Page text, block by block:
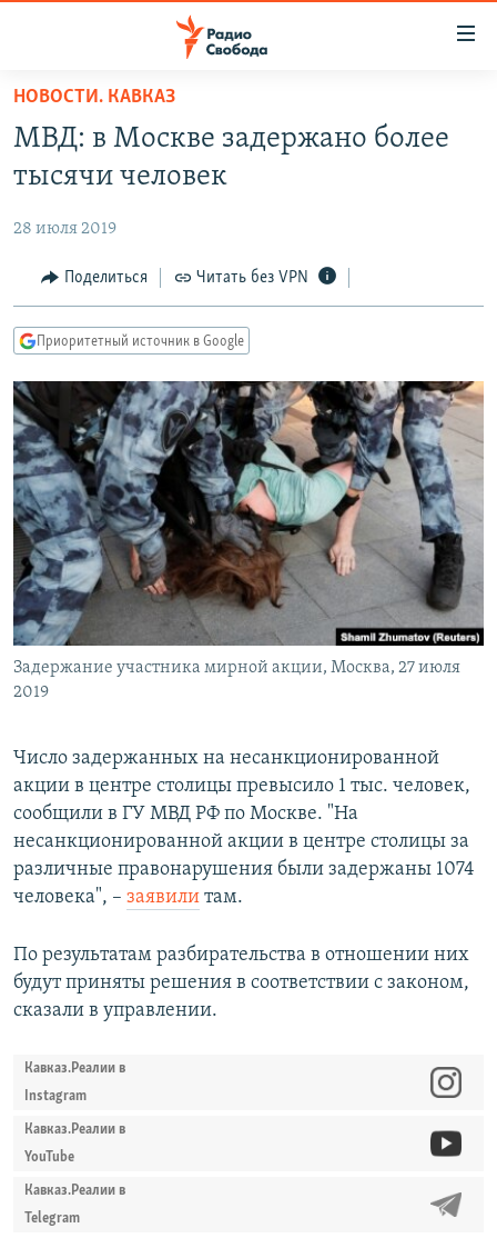
упрощенного
доступа
основному
Вернутся
главной
навигации
Вернутся
поиску
ПОДКАСТЫ
ЦИТАТЫ СВОБОДЫ
МНЕНИЯ
IDEL.РЕАЛИИ
КАВКАЗ.РЕАЛИИ
СЕВЕР.РЕАЛИИ
СИБИРЬ.РЕАЛИИ
РАСПИСАНИЕ ВЕЩАНИЯ
ПОДПИШИТЕСЬ НА РАССЫЛКУ
СОЦИАЛЬНЫЕ СЕТИ
Все сайты РСЕ/РС
НОВОСТИ. КАВКАЗ
МВД: в Москве задержано более
тысячи человек
28 июля 2019
Поделиться Читать без VPN
Приоритетный источник в Google
Задержание участника мирной акции, Москва, 27 июля
2019
Число задержанных на несанкционированной
акции в центре столицы превысило 1 тыс. человек,
сообщили в ГУ МВД РФ по Москве. "На
несанкционированной акции в центре столицы за
различные правонарушения были задержаны 1074
человека", – заявили там.
По результатам разбирательства в отношении них
будут приняты решения в соответствии с законом,
сказали в управлении.
Кавказ.Реалии в
Instagram
Кавказ.Реалии в
YouTube
Кавказ.Реалии в
Telegram